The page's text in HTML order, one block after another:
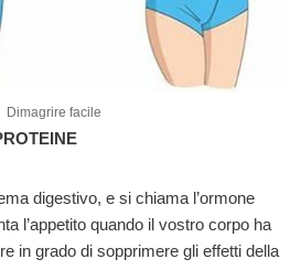
Dimagrire facile
digestivo, e si chiama l’ormone
l’appetito quando il vostro corpo ha
in grado di sopprimere gli effetti della